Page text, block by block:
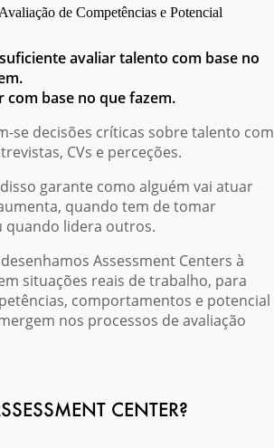
avaliar talento com base no
com base no que fazem.
se decisões críticas sobre talento com
CVs e perceções.
garante como alguém vai atuar
quando tem de tomar
quando lidera outros.
Assessment Centers à
situações reais de trabalho, para
comportamentos e potencial
nos processos de avaliação
CENTER?